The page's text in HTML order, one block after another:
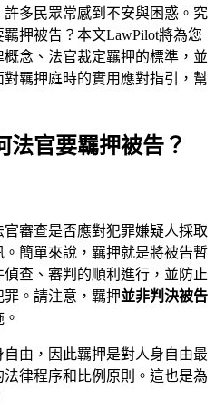
多民眾常感到不安與困惑。究
押被告？本文LawPilot將為您
念、法官裁定羈押的標準，並
羈押庭時的實用應對指引，幫
法官要羈押被告？
審查是否應對犯罪嫌疑人採取
。簡單來說，羈押就是將被告暫
查、審判的順利進行，並防止
。請注意，羈押並非判決被告
由，因此羈押是對人身自由最
律程序和比例原則。這也是為